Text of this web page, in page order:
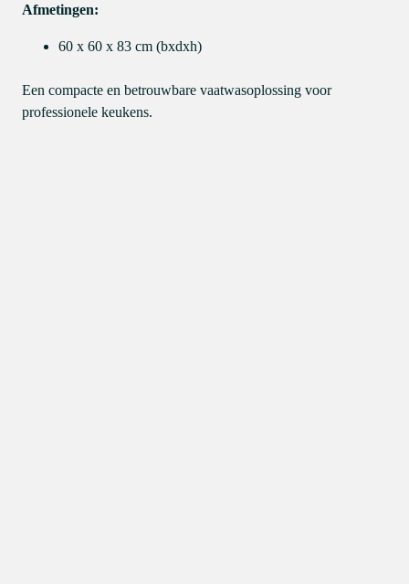
Afmetingen:
60 x 60 x 83 cm (bxdxh)
Een compacte en betrouwbare vaatwasoplossing voor
professionele keukens.